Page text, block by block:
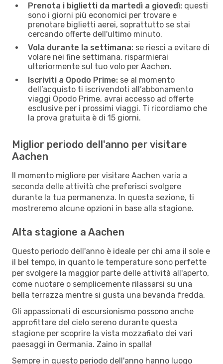
Prenota i biglietti da martedì a giovedì: questi
sono i giorni più economici per trovare e
prenotare biglietti aerei, soprattutto se stai
cercando offerte dell'ultimo minuto.
Vola durante la settimana: se riesci a evitare di
volare nei fine settimana, risparmierai
ulteriormente sul tuo volo per Aachen.
Iscriviti a Opodo Prime: se al momento
dell’acquisto ti iscrivendoti all’abbonamento
viaggi Opodo Prime, avrai accesso ad offerte
esclusive per i prossimi viaggi. Ti ricordiamo che
la prova gratuita è di 15 giorni.
Miglior periodo dell'anno per visitare
Aachen
Il momento migliore per visitare Aachen varia a
seconda delle attività che preferisci svolgere
durante la tua permanenza. In questa sezione, ti
mostreremo alcune opzioni in base alla stagione.
Alta stagione a Aachen
Questo periodo dell'anno è ideale per chi ama il sole e
il bel tempo, in quanto le temperature sono perfette
per svolgere la maggior parte delle attività all'aperto,
come nuotare o semplicemente rilassarsi su una
bella terrazza mentre si gusta una bevanda fredda.
Gli appassionati di escursionismo possono anche
approfittare del cielo sereno durante questa
stagione per scoprire la vista mozzafiato dei vari
paesaggi in Germania. Zaino in spalla!
Sempre in questo periodo dell'anno hanno luogo